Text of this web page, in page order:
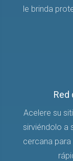
le brinda
Red
Acelere su
sirviéndolo a
cercana